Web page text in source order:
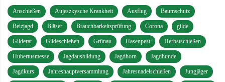
Anschießen Aujeszkysche Krankheit Ausflug Baumschutz
Beizjagd Bläser Brauchbarkeitsprüfung Corona gilde
Gilderat Gildeschießen Grünau Hasenpest Herbstschießen
Hubertusmesse Jagdausbildung Jagdhorn Jagdhunde
Jagdkurs Jahreshauptversammlung Jahresnadelschießen Jungjäger